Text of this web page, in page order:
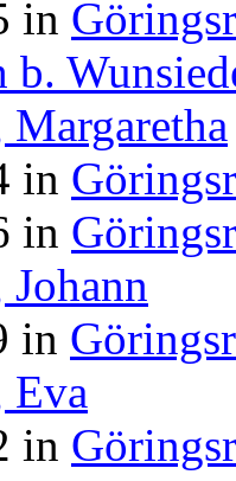
in
b.
Margaretha
in
in
Johann
in
Eva
in